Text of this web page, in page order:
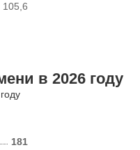
105,6
в 2026 году
181